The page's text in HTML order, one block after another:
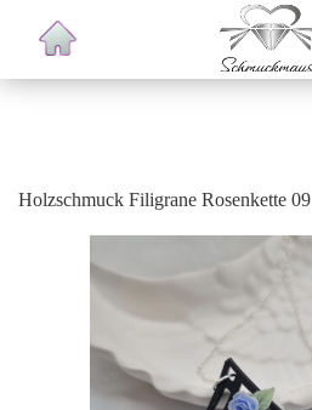
Holzschmuck Filigrane Rosenkette 09